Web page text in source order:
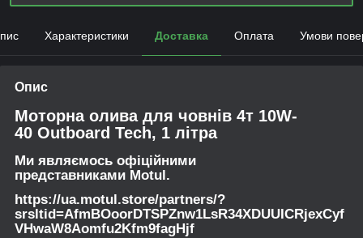
Характеристики Доставка Оплата Умови
Опис
Моторна олива для човнів 4т 10W-
40 Outboard Tech, 1 літра
Ми являємось офіційними
представниками Motul.
https://ua.motul.store/partners/?
srsltid=AfmBOoorDTSPZnw1LsR34XDUUICRjexCyf
VHwaW8Aomfu2Kfm9fagHjf